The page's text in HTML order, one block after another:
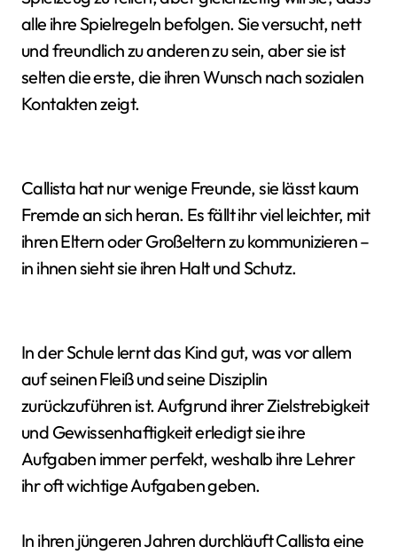
alle ihre Spielregeln befolgen. Sie versucht, nett
und freundlich zu anderen zu sein, aber sie ist
selten die erste, die ihren Wunsch nach sozialen
Kontakten zeigt.
Callista hat nur wenige Freunde, sie lässt kaum
Fremde an sich heran. Es fällt ihr viel leichter, mit
ihren Eltern oder Großeltern zu kommunizieren –
in ihnen sieht sie ihren Halt und Schutz.
In der Schule lernt das Kind gut, was vor allem
auf seinen Fleiß und seine Disziplin
zurückzuführen ist. Aufgrund ihrer Zielstrebigkeit
und Gewissenhaftigkeit erledigt sie ihre
Aufgaben immer perfekt, weshalb ihre Lehrer
ihr oft wichtige Aufgaben geben.
In ihren jüngeren Jahren durchläuft Callista eine